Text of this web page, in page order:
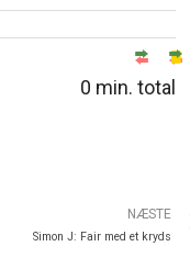
0 min. total
NÆSTE
Simon J: Fair med et kryds